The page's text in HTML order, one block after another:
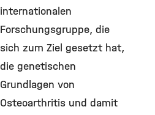
internationalen
Forschungsgruppe, die
sich zum Ziel gesetzt hat,
die genetischen
Grundlagen von
Osteoarthritis und damit